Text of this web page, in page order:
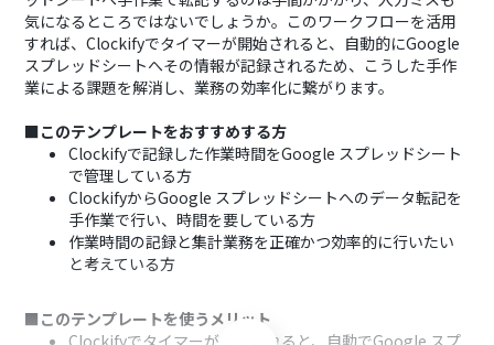
気になるところではないでしょうか。このワークフローを活用
すれば、Clockifyでタイマーが開始されると、自動的にGoogle
スプレッドシートへその情報が記録されるため、こうした手作
業による課題を解消し、業務の効率化に繋がります。
■このテンプレートをおすすめする方
Clockifyで記録した作業時間をGoogle スプレッドシート
で管理している方
ClockifyからGoogle スプレッドシートへのデータ転記を
手作業で行い、時間を要している方
作業時間の記録と集計業務を正確かつ効率的に行いたい
と考えている方
■このテンプレートを使うメリット
Clockifyでタイマーが開始されると、自動でGoogle スプ